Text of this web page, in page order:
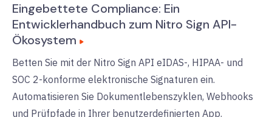
Eingebettete Compliance: Ein
Entwicklerhandbuch zum Nitro Sign API-
Ökosystem
Betten Sie mit der Nitro Sign API eIDAS-, HIPAA- und
SOC 2-konforme elektronische Signaturen ein.
Automatisieren Sie Dokumentlebenszyklen, Webhooks
und Prüfpfade in Ihrer benutzerdefinierten App.